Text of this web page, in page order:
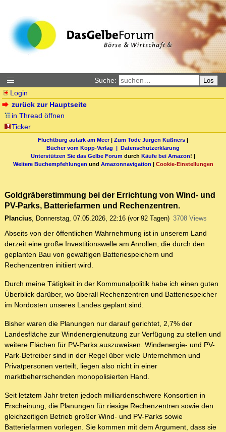
Suche: Los
Login
zurück zur Hauptseite
in Thread öffnen
Ticker
Fluchtburg autark am Meer| Zum Tode Jürgen Küßners |
Bücher vom Kopp-Verlag | Datenschutzerklärung
Unterstützen Sie das Gelbe Forum durch Käufe bei Amazon! |
Weitere Buchempfehlungen und Amazonnavigation | Cookie-Einstellungen
Goldgräberstimmung bei der Errichtung von Wind- und
PV-Parks, Batteriefarmen und Rechenzentren.
Plancius, Donnerstag, 07.05.2026, 22:16 (vor 92 Tagen) 3708 Views
Abseits von der öffentlichen Wahrnehmung ist in unserem Land
derzeit eine große Investitionswelle am Anrollen, die durch den
geplanten Bau von gewaltigen Batteriespeichern und
Rechenzentren initiiert wird.
Durch meine Tätigkeit in der Kommunalpolitik habe ich einen guten
Überblick darüber, wo überall Rechenzentren und Batteriespeicher
im Nordosten unseres Landes geplant sind.
Bisher waren die Planungen nur darauf gerichtet, 2,7% der
Landesfläche zur Windenergienutzung zur Verfügung zu stellen und
weitere Flächen für PV-Parks auszuweisen. Windenergie- und PV-
Park-Betreiber sind in der Regel über viele Unternehmen und
Privatpersonen verteilt, liegen also nicht in einer
marktbeherrschenden monopolisierten Hand.
Seit letztem Jahr treten jedoch milliardenschwere Konsortien in
Erscheinung, die Planungen für riesige Rechenzentren sowie den
gleichzeitigen Betrieb großer Wind- und PV-Parks sowie
Batteriefarmen vorlegen. Sie kommen mit dem Argument, dass sie